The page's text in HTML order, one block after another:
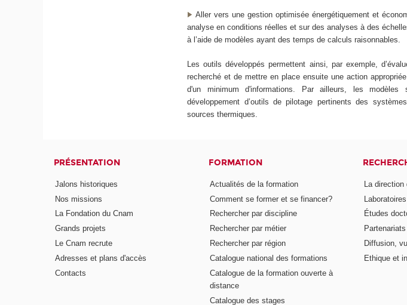
Aller vers une gestion optimisée énergétiquement et
analyse en conditions réelles et sur des analyses à des
à l’aide de modèles ayant des temps de calculs raisonnables.
Les outils développés permettent ainsi, par exemple,
recherché et de mettre en place ensuite une action
d'un minimum d'informations. Par ailleurs, les
développement d’outils de pilotage pertinents des
sources thermiques.
PRÉSENTATION
Jalons historiques
Nos missions
La Fondation du Cnam
Grands projets
Le Cnam recrute
Adresses et plans d'accès
Contacts
FORMATION
Actualités de la formation
Comment se former et se financer?
Rechercher par discipline
Rechercher par métier
Rechercher par région
Catalogue national des formations
Catalogue de la formation ouverte à
distance
Catalogue des stages
La
Laboratoires
Études
Diffusion,
Ethique et